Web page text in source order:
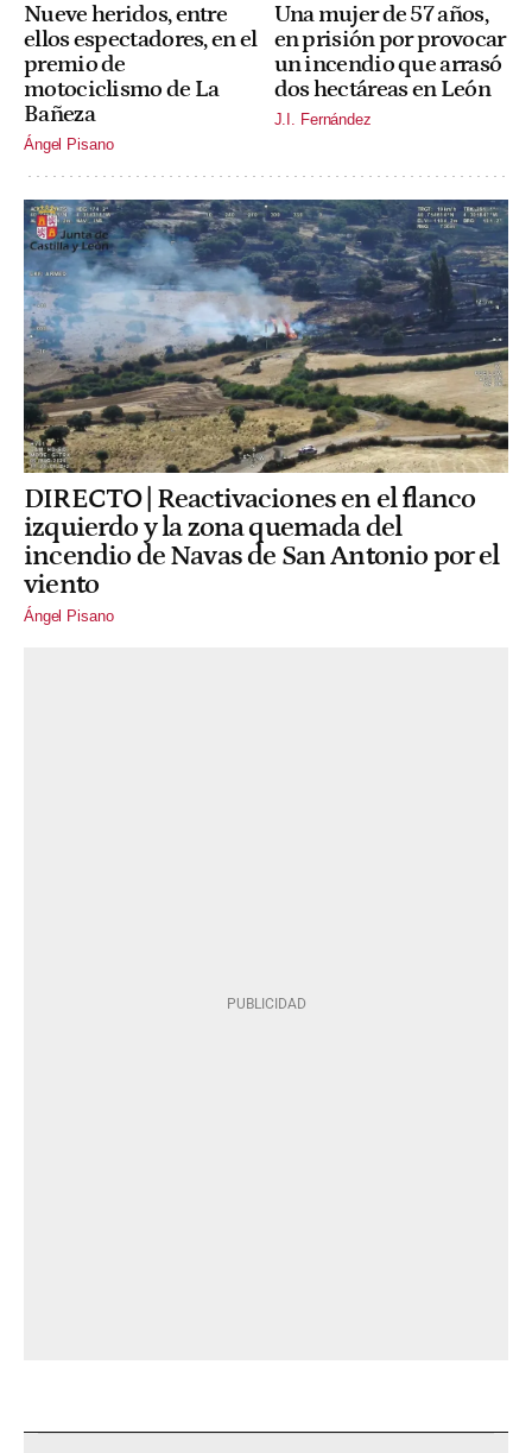
Nueve heridos, entre
ellos espectadores, en el
premio de
motociclismo de La
Bañeza
Ángel Pisano
Una mujer de 57 años,
en prisión por provocar
un incendio que arrasó
dos hectáreas en León
J.I. Fernández
DIRECTO | Reactivaciones en el flanco
izquierdo y la zona quemada del
incendio de Navas de San Antonio por el
viento
Ángel Pisano